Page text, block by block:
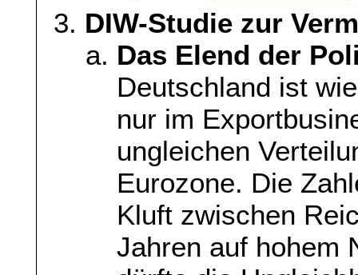
DIW-Studie zur
Das Elend der
Deutschland ist
nur im
ungleichen
Eurozone. Die
Kluft zwischen
Jahren auf hohem